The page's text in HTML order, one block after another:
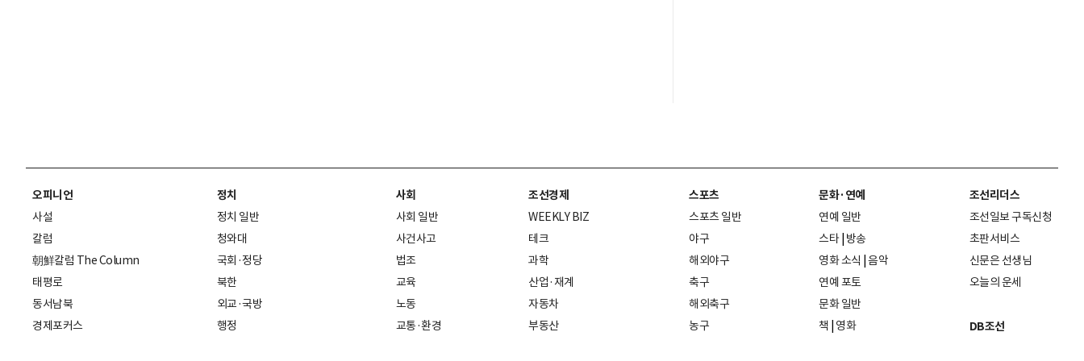
오피니언
사설
칼럼
朝鮮칼럼 The Column
태평로
동서남북
경제포커스
정치
정치 일반
청와대
국회·정당
북한
외교·국방
행정
사회
사회 일반
사건사고
법조
교육
노동
교통·환경
조선경제
WEEKLY BIZ
테크
과학
산업·재계
자동차
부동산
스포츠
스포츠 일반
야구
해외야구
축구
해외축구
농구
문화·연예
연예 일반
스타 방송
영화 소식 음악
연예 포토
문화 일반
책
영화
조선리더스
조선일보 구독신청
초판서비스
신문은 선생님
오늘의 운세
DB조선